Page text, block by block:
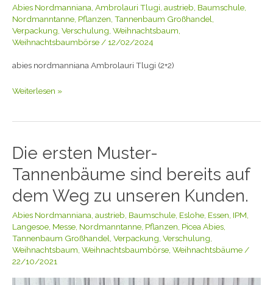
Abies Nordmanniana, Ambrolauri Tlugi, austrieb, Baumschule,
Nordmanntanne, Pflanzen, Tannenbaum Großhandel,
Verpackung, Verschulung, Weihnachtsbaum,
Weihnachtsbaumbörse/12/02/2024
abies nordmanniana Ambrolauri Tlugi (2+2)
2024!
Unsere
Baumschulware
bekommt
ein
Zuhause!
Weiterlesen »
Die ersten Muster-
Tannenbäume sind bereits auf
dem Weg zu unseren Kunden.
Abies Nordmanniana, austrieb, Baumschule, Eslohe, Essen, IPM,
Langesoe, Messe, Nordmanntanne, Pflanzen, Picea Abies,
Tannenbaum Großhandel, Verpackung, Verschulung,
Weihnachtsbaum, Weihnachtsbaumbörse, Weihnachtsbäume/
22/10/2021
Die
ersten
Muster-
Tannenbäume
sind
bereits
auf
dem
Weg